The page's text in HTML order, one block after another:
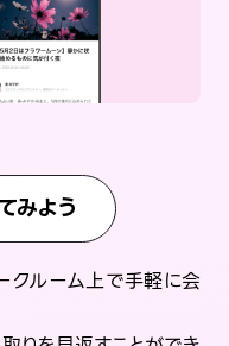
みよう
クルーム上で手軽に会